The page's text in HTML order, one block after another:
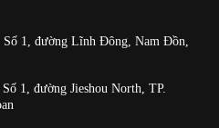
1, đường Lĩnh Đông, Nam Đồn,
1, đường Jieshou North, TP.